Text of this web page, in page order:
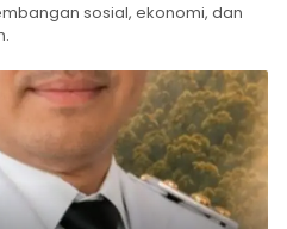
sosial, ekonomi, dan